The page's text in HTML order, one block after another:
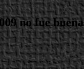
no fue buena